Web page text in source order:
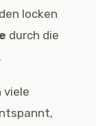
locken
durch die
viele